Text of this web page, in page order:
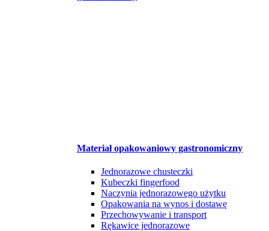
Materiał opakowaniowy gastronomiczny
Jednorazowe chusteczki
Kubeczki fingerfood
Naczynia jednorazowego użytku
Opakowania na wynos i dostawę
Przechowywanie i transport
Rękawice jednorazowe